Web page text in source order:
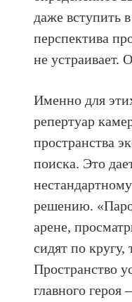
даже вступить
перспектива
не устраивает.
Именно для
репертуар
пространства
поиска. Это
решению.
арене,
сидят по кругу,
Пространство
главного героя